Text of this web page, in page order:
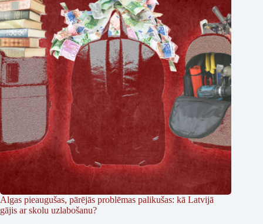
Algas pieaugušas, pārējās problēmas palikušas: kā Latvijā
gājis ar skolu uzlabošanu?